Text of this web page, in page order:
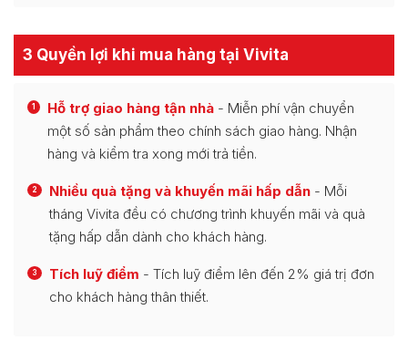
3 Quyền lợi khi mua hàng tại Vivita
1 Hỗ trợ giao hàng tận nhà - Miễn phí vận chuyển
một số sản phẩm theo chính sách giao hàng. Nhận
hàng và kiểm tra xong mới trả tiền.
2 Nhiều quà tặng và khuyến mãi hấp dẫn - Mỗi
tháng Vivita đều có chương trình khuyến mãi và quà
tặng hấp dẫn dành cho khách hàng.
3 Tích luỹ điểm - Tích luỹ điểm lên đến 2% giá trị đơn
cho khách hàng thân thiết.